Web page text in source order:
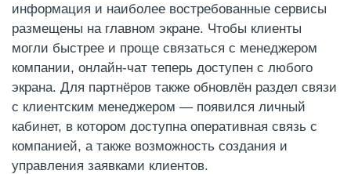
информация и наиболее востребованные сервисы
размещены на главном экране. Чтобы клиенты
могли быстрее и проще связаться с менеджером
компании, онлайн-чат теперь доступен с любого
экрана. Для партнёров также обновлён раздел связи
с клиентским менеджером — появился личный
кабинет, в котором доступна оперативная связь с
компанией, а также возможность создания и
управления заявками клиентов.